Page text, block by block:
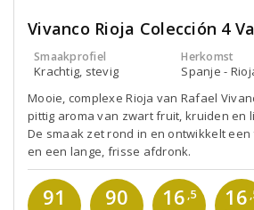
Vivanco Rioja Colección 4
Smaakprofiel
Krachtig, stevig
Herkomst
Spanje -
Mooie, complexe Rioja van Rafael
pittig aroma van zwart fruit, kruiden en
De smaak zet rond in en ontwikkelt
en een lange, frisse afdronk.
91 90 16 ,5 16